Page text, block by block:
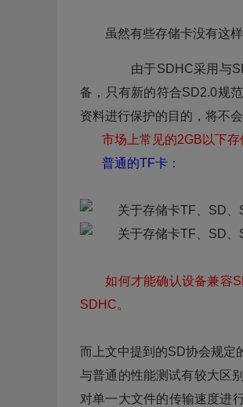
虽然有些存储卡没有这样
由于SDHC采用与
备，只有新的符合SD2.0规
资料进行保护的目的，将不
市场上常见的2GB以下
普通的TF卡：
如何才能确认设备兼容
SDHC。
而上文中提到的SD协会规定
与普通的性能测试有较大区
对单一大文件的传输速度进